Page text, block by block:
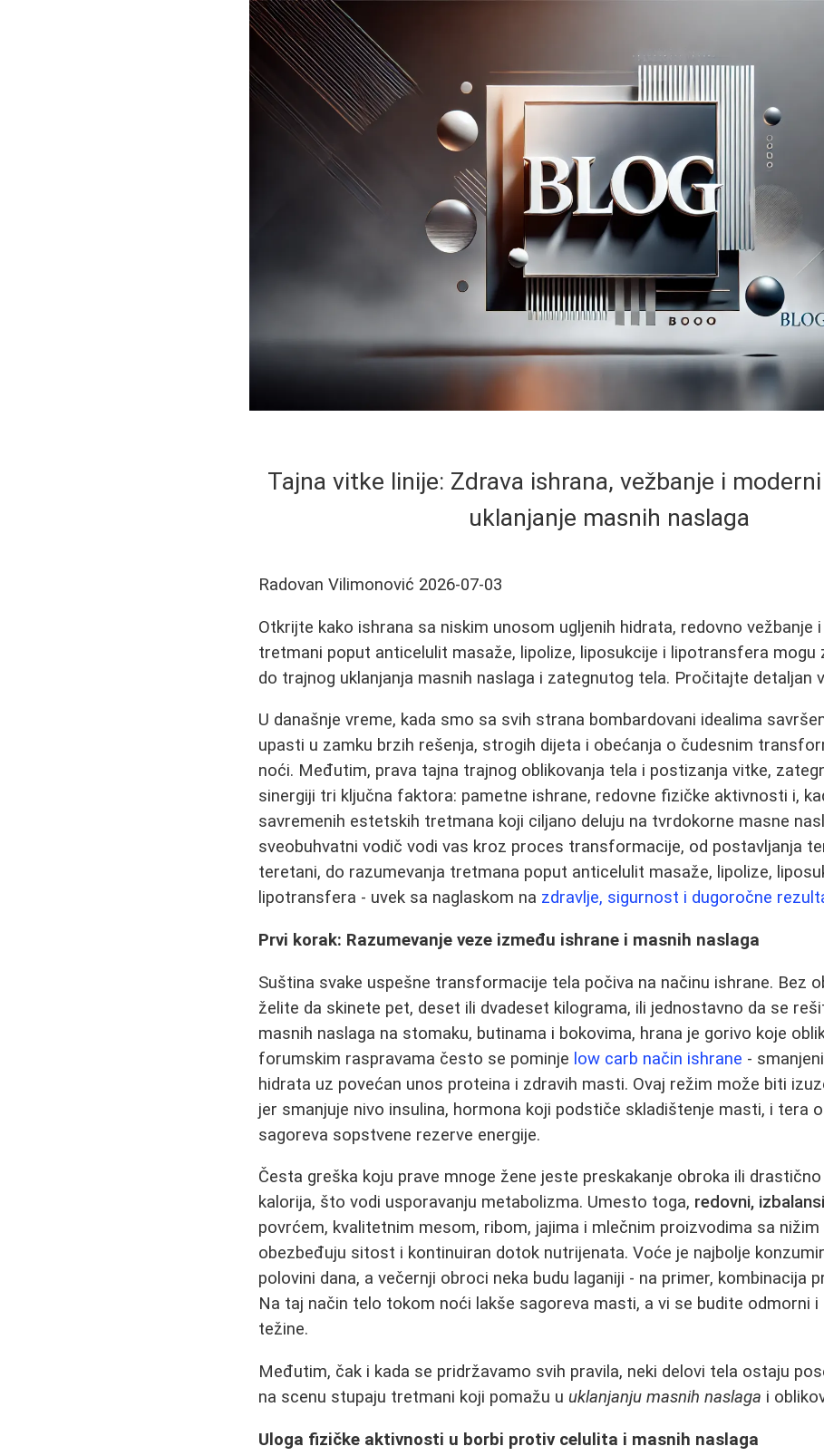
Tajna vitke linije: Zdrava ishrana, vežbanje i
uklanjanje masnih naslaga
Radovan Vilimonović 2026-07-03
Otkrijte kako ishrana sa niskim unosom ugljenih hidrata, redovno vežbanje
tretmani poput anticelulit masaže, lipolize, liposukcije i lipotransfera mogu
do trajnog uklanjanja masnih naslaga i zategnutog tela. Pročitajte detaljan
U današnje vreme, kada smo sa svih strana bombardovani idealima
upasti u zamku brzih rešenja, strogih dijeta i obećanja o čudesnim
noći. Međutim, prava tajna trajnog oblikovanja tela i postizanja vitke,
sinergiji tri ključna faktora: pametne ishrane, redovne fizičke aktivnosti i,
savremenih estetskih tretmana koji ciljano deluju na tvrdokorne masne
sveobuhvatni vodič vodi vas kroz proces transformacije, od postavljanja
teretani, do razumevanja tretmana poput anticelulit masaže, lipolize,
lipotransfera - uvek sa naglaskom na zdravlje, sigurnost i dugoročne
Prvi korak: Razumevanje veze između ishrane i masnih naslaga
Suština svake uspešne transformacije tela počiva na načinu ishrane. Bez
želite da skinete pet, deset ili dvadeset kilograma, ili jednostavno da se
masnih naslaga na stomaku, butinama i bokovima, hrana je gorivo koje
forumskim raspravama često se pominje low carb način ishrane -
hidrata uz povećan unos proteina i zdravih masti. Ovaj režim može biti
jer smanjuje nivo insulina, hormona koji podstiče skladištenje masti, i tera
sagoreva sopstvene rezerve energije.
Česta greška koju prave mnoge žene jeste preskakanje obroka ili
kalorija, što vodi usporavanju metabolizma. Umesto toga, redovni,
povrćem, kvalitetnim mesom, ribom, jajima i mlečnim proizvodima sa
obezbeđuju sitost i kontinuiran dotok nutrijenata. Voće je najbolje
polovini dana, a večernji obroci neka budu laganiji - na primer, kombinacija
Na taj način telo tokom noći lakše sagoreva masti, a vi se budite odmorni i
težine.
Međutim, čak i kada se pridržavamo svih pravila, neki delovi tela ostaju
na scenu stupaju tretmani koji pomažu u uklanjanju masnih naslaga i
Uloga fizičke aktivnosti u borbi protiv celulita i masnih naslaga